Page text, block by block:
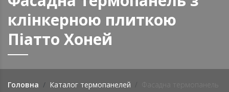
клінкерною плиткою
Пiатто Хоней
Головна Каталог термопанелей Фасадна термопанель з